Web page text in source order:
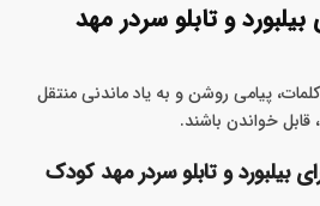
و تابلو سردر مهد
پیامی روشن و به یاد ماندنی منتقل
قابل خواندن باشند.